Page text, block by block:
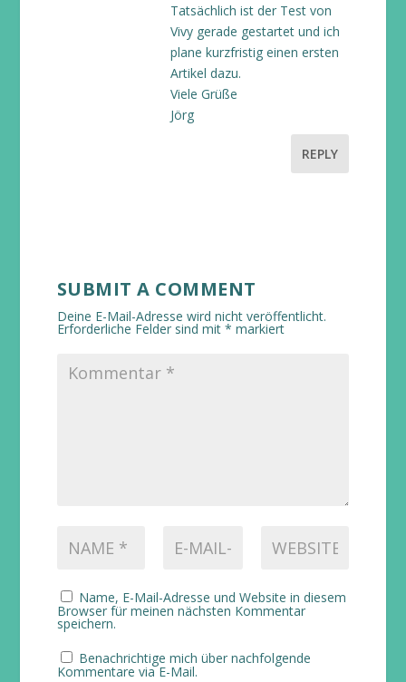
Tatsächlich ist der Test von
Vivy gerade gestartet und ich
plane kurzfristig einen ersten
Artikel dazu.
Viele Grüße
Jörg
REPLY
SUBMIT A COMMENT
Deine E-Mail-Adresse wird nicht veröffentlicht.
Erforderliche Felder sind mit * markiert
Name, E-Mail-Adresse und Website in diesem
Browser für meinen nächsten Kommentar
speichern.
Benachrichtige mich über nachfolgende
Kommentare via E-Mail.